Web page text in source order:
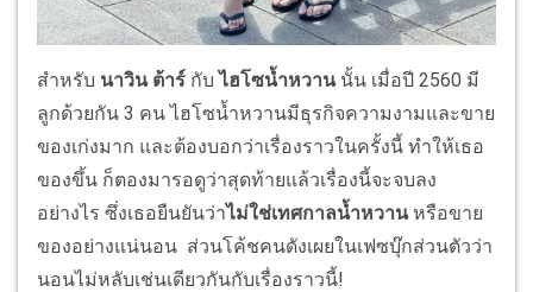
สำหรับ นาวิน ต้าร์ กับไฮโซน้ำหวานนั้น เมื่อปี 2560 มี
ลูกด้วยกัน 3 คน ไฮโซน้ำหวานมีธุรกิจความงามและขาย
ของเก่งมาก และต้องบอกว่าเรื่องราวในครั้งนี้ ทำให้เธอ
ของขึ้น ก็ตองมารอดูว่าสุดท้ายแล้วเรื่องนี้จะจบลง
อย่างไร ซึ่งเธอยืนยันว่าไม่ใช่เทศกาลน้ำหวานหรือขาย
ของอย่างแน่นอน ส่วนโค้ชคนดังเผยในเฟซบุ๊กส่วนตัวว่า
นอนไม่หลับเช่นเดียวกันกับเรื่องราวนี้!